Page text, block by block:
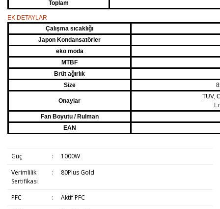
Toplam
EK DETAYLAR
Çalışma sıcaklığı
Japon Kondansatörler
eko moda
MTBF
Brüt ağırlık
Size
Onaylar
TUV,
Fan Boyutu / Rulman
EAN
Güç :
1000W
Verimlilik
Sertifikası
: 80Plus Gold
PFC :
Aktif PFC